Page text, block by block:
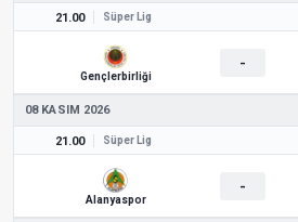
21.00 Süper Lig
Gençlerbirliği
-
08 KASIM 2026
21.00 Süper Lig
Alanyaspor
-